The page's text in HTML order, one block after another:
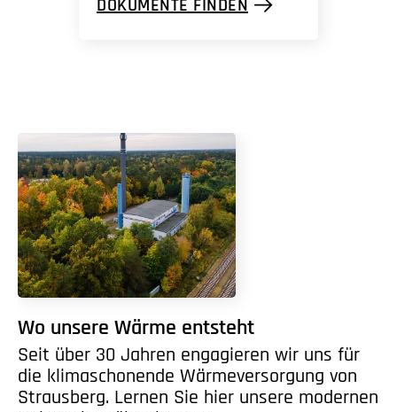
DOKUMENTE FINDEN
Wo unsere Wärme entsteht
Seit über 30 Jahren engagieren wir uns für
die klimaschonende Wärmeversorgung von
Strausberg. Lernen Sie hier unsere modernen